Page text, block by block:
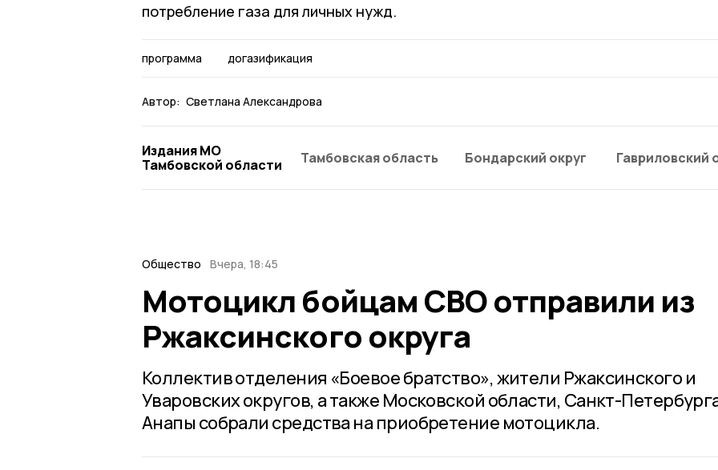
потребление газа для личных нужд.
программа догазификация
Автор: Светлана Александрова
Издания МО
Тамбовской области
Тамбовская область Бондарский округ Гавриловский
Общество Вчера, 18:45
Мотоцикл бойцам СВО отправили из
Ржаксинского округа
Коллектив отделения «Боевое братство», жители Ржаксинского и
Уваровских округов, а также Московской области, Санкт-
Анапы собрали средства на приобретение мотоцикла.